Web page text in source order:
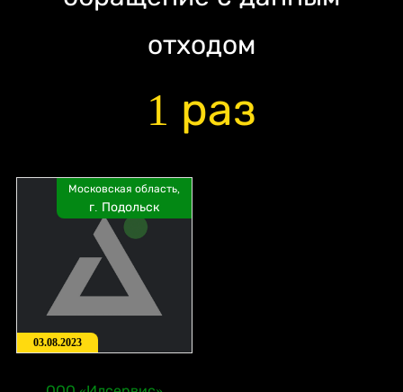
отходом
1 раз
Московская область,
г. Подольск
03.08.2023